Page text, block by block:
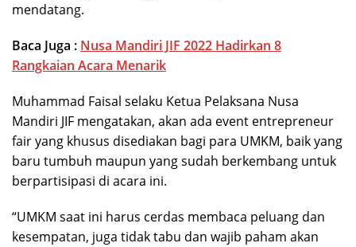
mendatang.
Baca Juga : Nusa Mandiri JIF 2022 Hadirkan 8
Rangkaian Acara Menarik
Muhammad Faisal selaku Ketua Pelaksana Nusa
Mandiri JIF mengatakan, akan ada event entrepreneur
fair yang khusus disediakan bagi para UMKM, baik yang
baru tumbuh maupun yang sudah berkembang untuk
berpartisipasi di acara ini.
“UMKM saat ini harus cerdas membaca peluang dan
kesempatan, juga tidak tabu dan wajib paham akan